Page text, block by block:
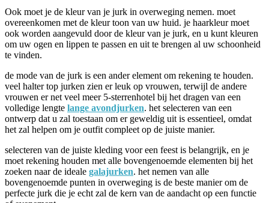
Ook moet je de kleur van je jurk in overweging nemen. moet
overeenkomen met de kleur toon van uw huid. je haarkleur moet
ook worden aangevuld door de kleur van je jurk, en u kunt kleuren
om uw ogen en lippen te passen en uit te brengen al uw schoonheid
te vinden.
de mode van de jurk is een ander element om rekening te houden.
veel halter top jurken zien er leuk op vrouwen, terwijl de andere
vrouwen er net veel meer 5-sterrenhotel bij het dragen van een
volledige lengte lange avondjurken. het selecteren van een
ontwerp dat u zal toestaan om er geweldig uit is essentieel, omdat
het zal helpen om je outfit compleet op de juiste manier.
selecteren van de juiste kleding voor een feest is belangrijk, en je
moet rekening houden met alle bovengenoemde elementen bij het
zoeken naar de ideale galajurken. het nemen van alle
bovengenoemde punten in overweging is de beste manier om de
perfecte jurk die je echt zal de kern van de aandacht op een functie